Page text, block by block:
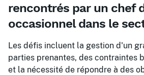
rencontrés par un chef
occasionnel dans le
Les défis incluent la gestion d'un
parties prenantes, des contraintes
et la nécessité de répondre à des